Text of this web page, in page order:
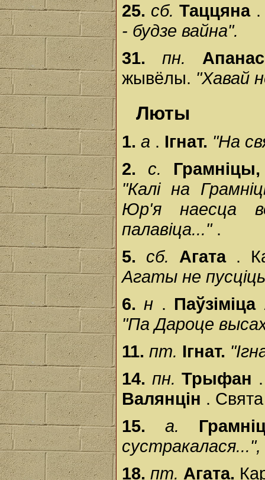
25. сб.Таццяна
- будзе вайна".
31.пн.
жывёлы. "Хавай
Люты
1. а . Ігнат. "На
2. с.
"Калі на
Юр'я наесца
палавіца..." .
5. сб. Агата .
Агаты не
6.н .
"Па Дароце
11. пт. Ігнат.
14. пн.Трыфан
Валянцін .
15.а.
сустракалася...",
18. пт. Агата.